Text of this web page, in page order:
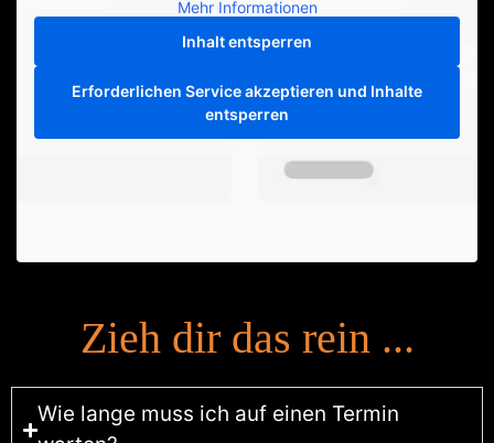
Mehr Informationen
Inhalt entsperren
Erforderlichen Service akzeptieren und Inhalte
entsperren
Zieh dir das rein ...
Wie lange muss ich auf einen Termin